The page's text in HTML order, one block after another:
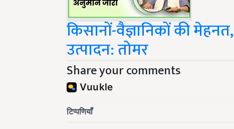
किसानों-वैज्ञानिकों की
उत्पादन: तोमर
Share your comments